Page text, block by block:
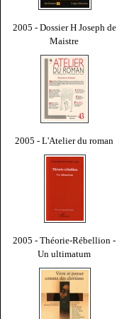
2005 - Dossier H Joseph de
Maistre
2005 - L'Atelier du roman
2005 - Théorie-Rébellion -
Un ultimatum